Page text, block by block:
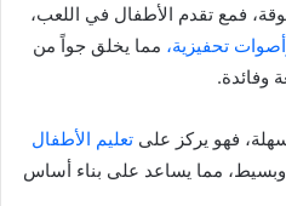
فمع تقدم الأطفال في اللعب،
تحفيزية، مما يخلق جواً من
وفائدة.
فهو يركز على تعليم الأطفال
مما يساعد على بناء أساس